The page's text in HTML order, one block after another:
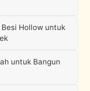
Hollow untuk
untuk Bangun